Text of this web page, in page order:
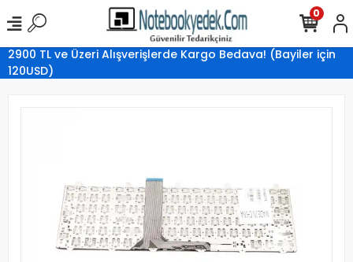
2900 TL ve Üzeri Alışverişlerde Kargo Bedava! (Bayiler için
120USD)
0